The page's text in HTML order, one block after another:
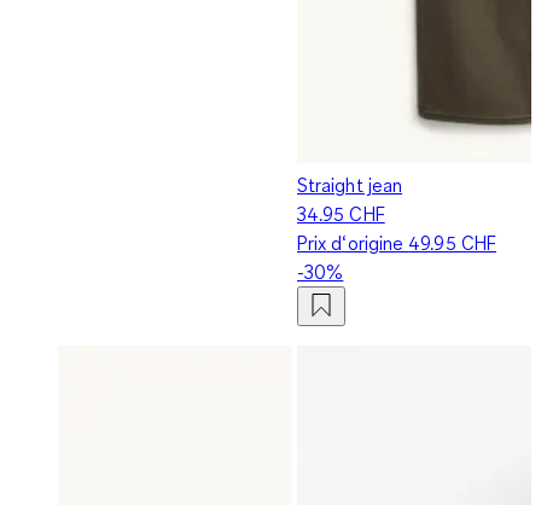
Straight jean
34.95 CHF
Prix d‘origine 49.95 CHF
-30%